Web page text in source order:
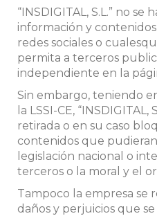
“INSDIGITAL, S.L.” no
información y
redes sociales o
permita a terceros
independiente en la
Sin embargo, teniendo
la LSSI-CE,
retirada o en su caso
contenidos que
legislación nacional o
terceros o la moral y el
Tampoco la empresa se
daños y perjuicios que